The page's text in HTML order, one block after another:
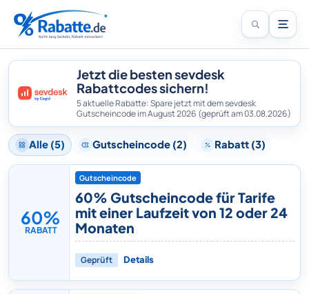
Jetzt die besten sevdesk
Rabattcodes sichern!
5 aktuelle Rabatte: Spare jetzt mit dem sevdesk
Gutscheincode im August 2026 (geprüft am 03.08.2026)
Alle (5) Gutscheincode (2) Rabatt (3)
60%
RABATT
Gutscheincode
60% Gutscheincode für Tarife
mit einer Laufzeit von 12 oder 24
Monaten
Geprüft Details